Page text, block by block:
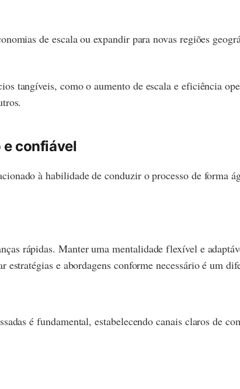
de escala ou expandir para novas regiões
tangíveis, como o aumento de escala e eficiência
e confiável
à habilidade de conduzir o processo de forma
rápidas. Manter uma mentalidade flexível e
e abordagens conforme necessário é um
é fundamental, estabelecendo canais claros de